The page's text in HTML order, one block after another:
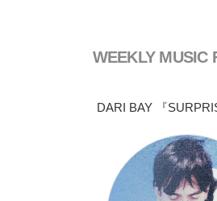
WEEKLY MUSIC
DARI BAY 『